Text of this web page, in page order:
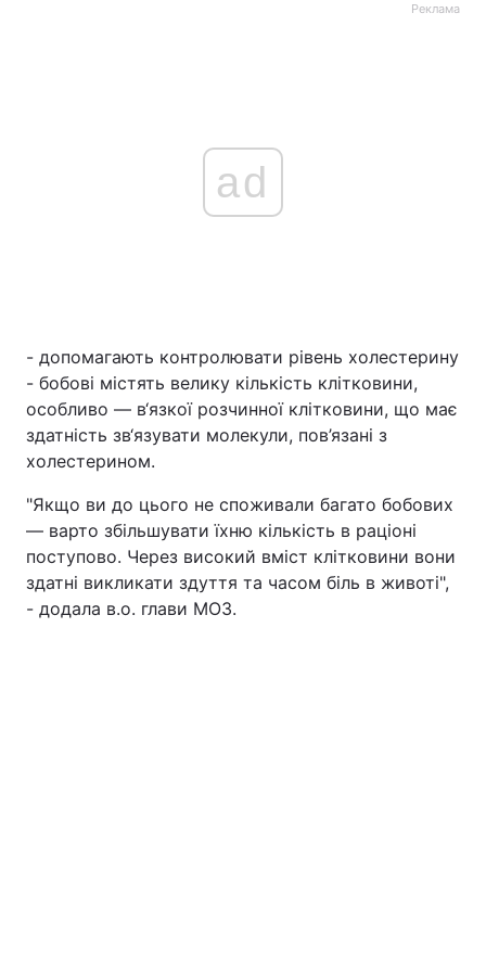
Реклама
ad
- допомагають контролювати рівень холестерину
- бобові містять велику кількість клітковини,
особливо — в‘язкої розчинної клітковини, що має
здатність зв‘язувати молекули, пов’язані з
холестерином.
"Якщо ви до цього не споживали багато бобових
— варто збільшувати їхню кількість в раціоні
поступово. Через високий вміст клітковини вони
здатні викликати здуття та часом біль в животі",
- додала в.о. глави МОЗ.